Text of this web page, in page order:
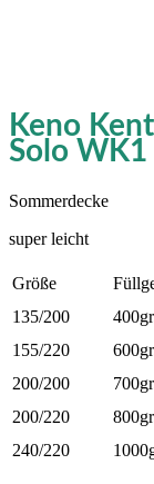
Keno
Solo WK1
Sommerdecke
super leicht
Größe
135/200
155/220
200/200
200/220
240/220